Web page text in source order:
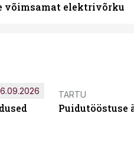
võimsamat elektrivõrku
TARTU
Puidutööstuse